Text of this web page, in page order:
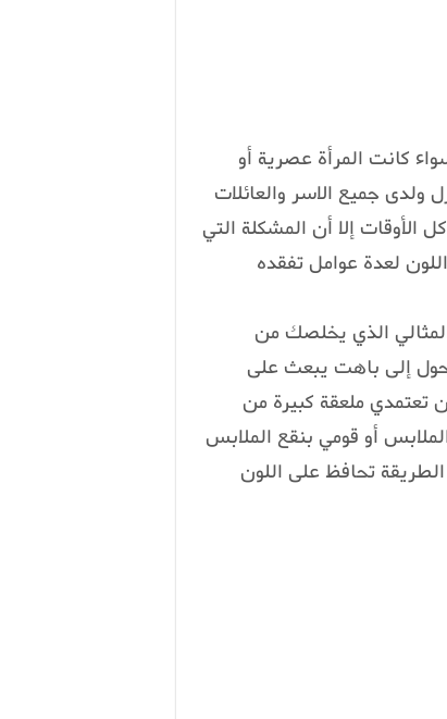
كانت المرأة عصرية أو
ولدى جميع الاسر والعائلات
الأوقات إلا أن المشكلة التي
لعدة عوامل تفقده
الذي يخلصك من
إلى باهت يبعث على
تعتمدي ملعقة كبيرة من
أو قومي بنقع الملابس
قبل غسلها هذه الطريقة تحافظ على اللون